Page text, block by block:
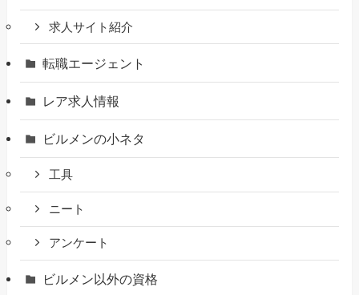
求人サイト紹介
転職エージェント
レア求人情報
ビルメンの小ネタ
工具
ニート
アンケート
ビルメン以外の資格